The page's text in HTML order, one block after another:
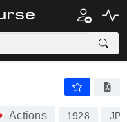
Actions 1928